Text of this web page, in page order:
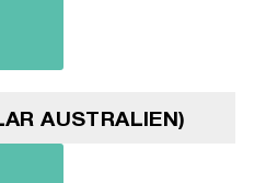
AUSTRALIEN)